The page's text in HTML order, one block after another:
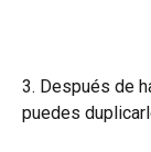
3. Después de
puedes